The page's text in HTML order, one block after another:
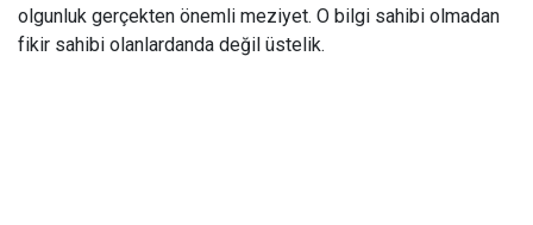
olgunluk gerçekten önemli meziyet. O bilgi sahibi olmadan
fikir sahibi olanlardanda değil üstelik.